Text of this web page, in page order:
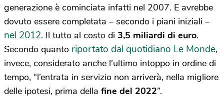
generazione è cominciata infatti nel 2007. E avrebbe
dovuto essere completata – secondo i piani iniziali –
nel 2012. Il tutto al costo di 3,5 miliardi di euro.
Secondo quanto riportato dal quotidiano Le Monde,
invece, considerato anche l’ultimo intoppo in ordine di
tempo, “l’entrata in servizio non arriverà, nella migliore
delle ipotesi, prima della fine del 2022”.